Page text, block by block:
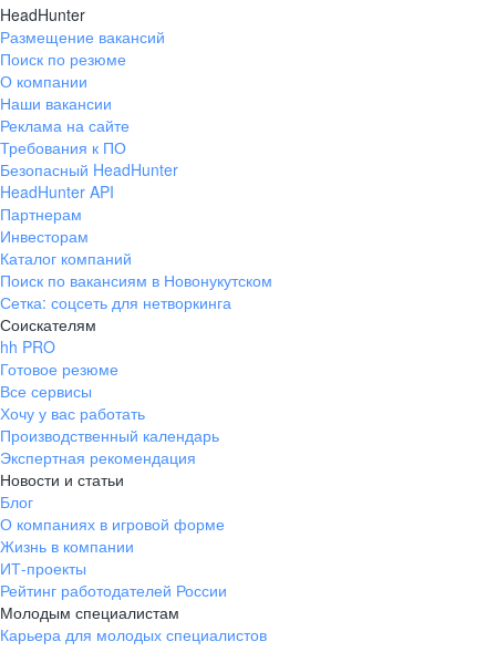
HeadHunter
Размещение вакансий
Поиск по резюме
О компании
Наши вакансии
Реклама на сайте
Требования к ПО
Безопасный HeadHunter
HeadHunter API
Партнерам
Инвесторам
Каталог компаний
Поиск по вакансиям в Новонукутском
Сетка: соцсеть для нетворкинга
Соискателям
hh PRO
Готовое резюме
Все сервисы
Хочу у вас работать
Производственный календарь
Экспертная рекомендация
Новости и статьи
Блог
О компаниях в игровой форме
Жизнь в компании
ИТ-проекты
Рейтинг работодателей России
Молодым специалистам
Карьера для молодых специалистов